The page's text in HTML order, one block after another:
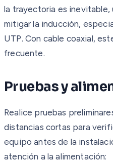
la trayectoria es
mitigar la inducción,
UTP. Con cable coaxial,
frecuente.
Pruebas y
Realice pruebas
distancias cortas para
equipo antes de la
atención a la alimentación: